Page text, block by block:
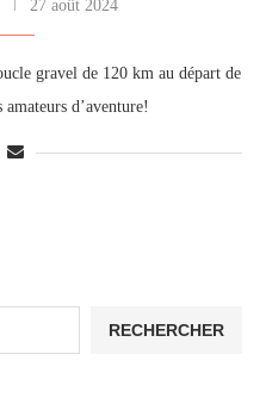
27 août 2024
gravel de 120 km au départ de
d’aventure!
RECHERCHER